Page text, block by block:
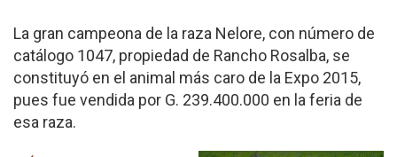
La gran campeona de la raza Nelore, con número de
catálogo 1047, propiedad de Rancho Rosalba, se
constituyó en el animal más caro de la Expo 2015,
pues fue vendida por G. 239.400.000 en la feria de
esa raza.